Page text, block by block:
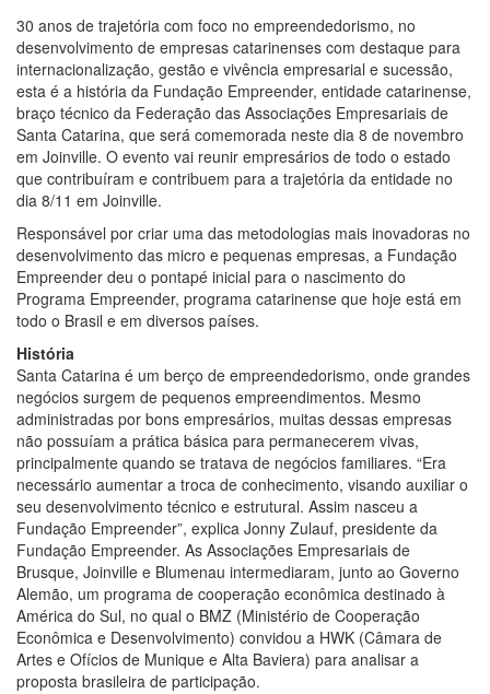
30 anos de trajetória com foco no empreendedorismo, no
desenvolvimento de empresas catarinenses com destaque para
internacionalização, gestão e vivência empresarial e sucessão,
esta é a história da Fundação Empreender, entidade catarinense,
braço técnico da Federação das Associações Empresariais de
Santa Catarina, que será comemorada neste dia 8 de novembro
em Joinville. O evento vai reunir empresários de todo o estado
que contribuíram e contribuem para a trajetória da entidade no
dia 8/11 em Joinville.
Responsável por criar uma das metodologias mais inovadoras no
desenvolvimento das micro e pequenas empresas, a Fundação
Empreender deu o pontapé inicial para o nascimento do
Programa Empreender, programa catarinense que hoje está em
todo o Brasil e em diversos países.
História
Santa Catarina é um berço de empreendedorismo, onde grandes
negócios surgem de pequenos empreendimentos. Mesmo
administradas por bons empresários, muitas dessas empresas
não possuíam a prática básica para permanecerem vivas,
principalmente quando se tratava de negócios familiares. “Era
necessário aumentar a troca de conhecimento, visando auxiliar o
seu desenvolvimento técnico e estrutural. Assim nasceu a
Fundação Empreender”, explica Jonny Zulauf, presidente da
Fundação Empreender. As Associações Empresariais de
Brusque, Joinville e Blumenau intermediaram, junto ao Governo
Alemão, um programa de cooperação econômica destinado à
América do Sul, no qual o BMZ (Ministério de Cooperação
Econômica e Desenvolvimento) convidou a HWK (Câmara de
Artes e Ofícios de Munique e Alta Baviera) para analisar a
proposta brasileira de participação.